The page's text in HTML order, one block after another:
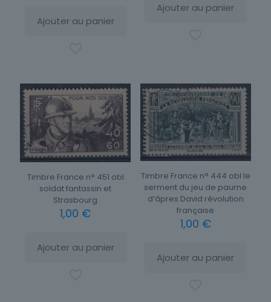
Ajouter au panier
Ajouter au panier
Timbre France n° 451 obl
soldat fantassin et
Strasbourg
1,00 €
Ajouter au panier
Timbre France n° 444 obl le
serment du jeu de paume
d’âpres David révolution
française
1,00 €
Ajouter au panier